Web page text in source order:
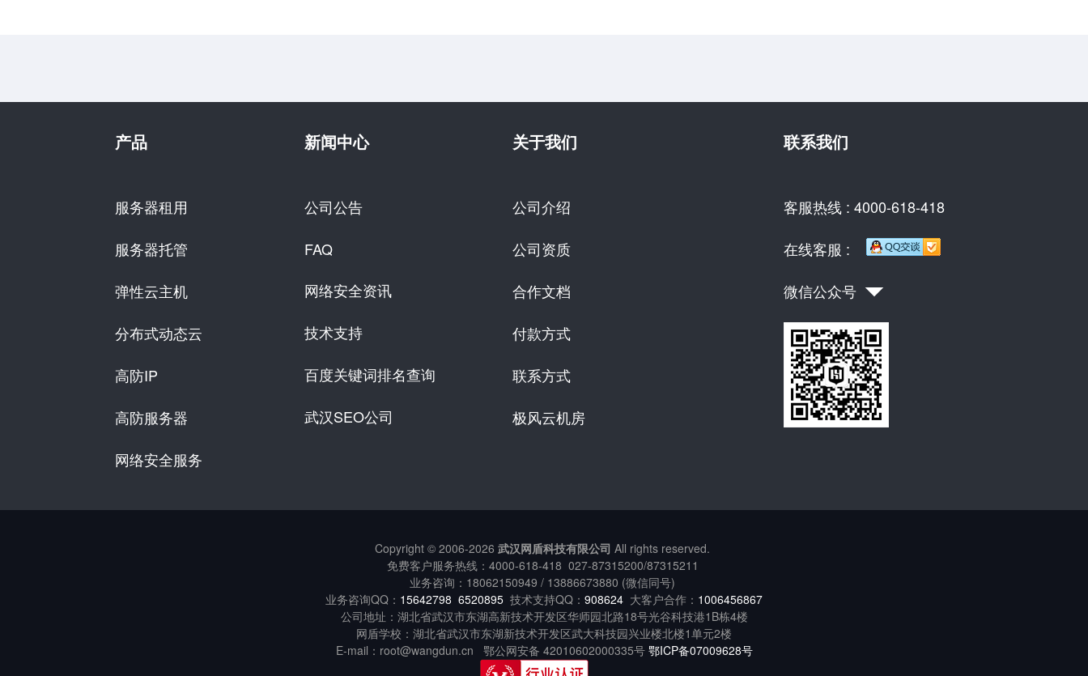
产品
服务器租用
服务器托管
弹性云主机
分布式动态云
高防IP
高防服务器
网络安全服务
新闻中心
公司公告
FAQ
网络安全资讯
技术支持
百度关键词排名查询
武汉SEO公司
关于我们
公司介绍
公司资质
合作文档
付款方式
联系方式
极风云机房
联系我们
客服热线 : 4000-618-418
在线客服 :
微信公众号
Copyright © 2006-2026 武汉网盾科技有限公司 All rights reserved.
免费客户服务热线： 4000-618-418 027-87315200/87315211
业务咨询：18062150949 / 13886673880 (微信同号)
业务咨询QQ： 15642798 6520895 技术支持QQ： 908624 大客户合作： 1006456867
公司地址：湖北省武汉市东湖高新技术开发区华师园北路18号光谷科技港1B栋4楼
网盾学校：湖北省武汉市东湖新技术开发区武大科技园兴业楼北楼1单元2楼
E-mail：root@wangdun.cn 鄂公网安备 42010602000335号 鄂ICP备07009628号